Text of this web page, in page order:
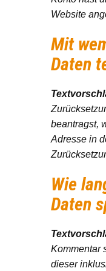
Website
Mit
Daten
beantragst,
Adresse in
Wie
Daten
Kommentar
dieser